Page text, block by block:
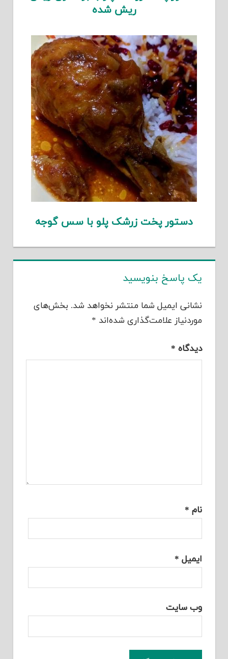
ریش شده
دستور پخت زرشک پلو با سس گوجه
یک پاسخ بنویسید
نشانی ایمیل شما منتشر نخواهد شد. بخش‌های
موردنیاز علامت‌گذاری شده‌اند *
دیدگاه *
نام *
ایمیل *
وب‌ سایت